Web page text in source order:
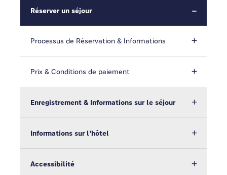
Réserver un séjour
Processus de Réservation & Informations
Prix & Conditions de paiement
Enregistrement & Informations sur le séjour
Informations sur l'hôtel
Accessibilité